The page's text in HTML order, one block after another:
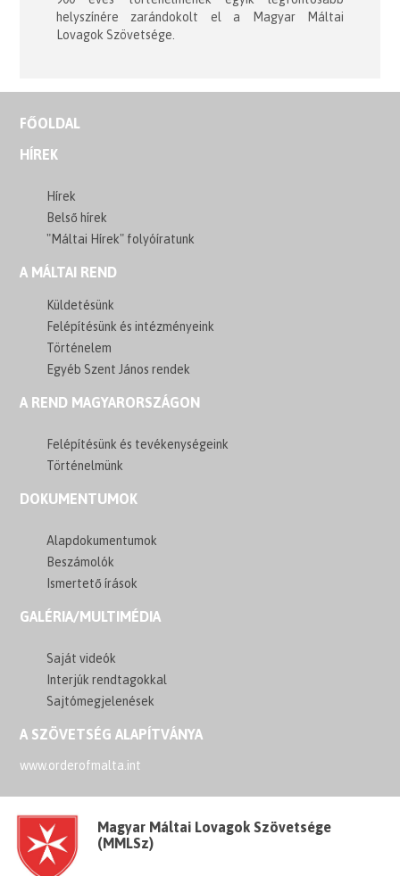
helyszínére zarándokolt el a Magyar Máltai
Lovagok Szövetsége.
FŐOLDAL
HÍREK
Hírek
Belső hírek
"Máltai Hírek" folyóíratunk
A MÁLTAI REND
Küldetésünk
Felépítésünk és intézményeink
Történelem
Egyéb Szent János rendek
A REND MAGYARORSZÁGON
Felépítésünk és tevékenységeink
Történelmünk
DOKUMENTUMOK
Alapdokumentumok
Beszámolók
Ismertető írások
GALÉRIA/MULTIMÉDIA
Saját videók
Interjúk rendtagokkal
Sajtómegjelenések
A SZÖVETSÉG ALAPÍTVÁNYA
www.orderofmalta.int
Magyar Máltai Lovagok Szövetsége
(MMLSz)